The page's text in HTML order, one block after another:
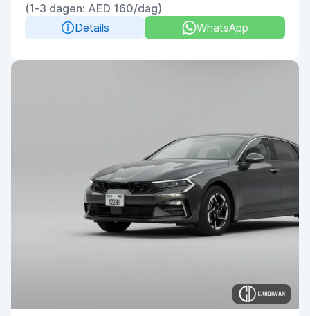
(1-3 dagen: AED 160/dag)
Details
WhatsApp